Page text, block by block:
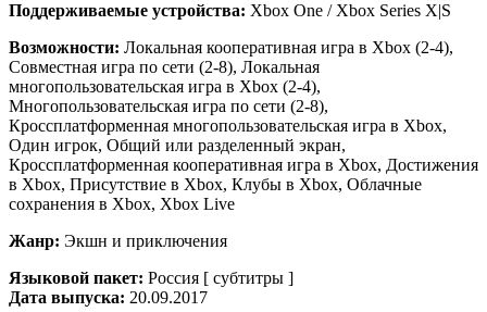
Поддерживаемые устройства: Xbox One / Xbox Series X|S
Возможности: Локальная кооперативная игра в Xbox (2-4),
Совместная игра по сети (2-8), Локальная
многопользовательская игра в Xbox (2-4),
Многопользовательская игра по сети (2-8),
Кроссплатформенная многопользовательская игра в Xbox,
Один игрок, Общий или разделенный экран,
Кроссплатформенная кооперативная игра в Xbox, Достижения
в Xbox, Присутствие в Xbox, Клубы в Xbox, Облачные
сохранения в Xbox, Xbox Live
Жанр: Экшн и приключения
Языковой пакет: Россия [ субтитры ]
Дата выпуска: 20.09.2017